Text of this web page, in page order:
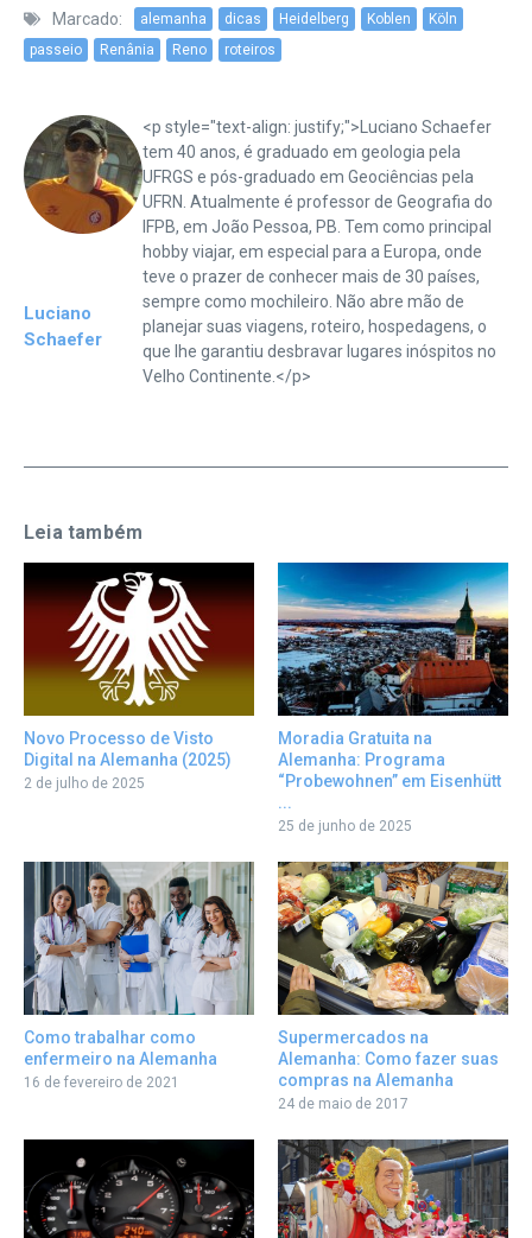
Marcado: alemanha dicas Heidelberg Koblen
Köln
passeio
Renânia Reno roteiros
Luciano
Schaefer
<p style="text-align: justify;">Luciano Schaefer
tem 40 anos, é graduado em geologia pela
UFRGS e pós-graduado em Geociências pela
UFRN. Atualmente é professor de Geografia do
IFPB, em João Pessoa, PB. Tem como principal
hobby viajar, em especial para a Europa, onde
teve o prazer de conhecer mais de 30 países,
sempre como mochileiro. Não abre mão de
planejar suas viagens, roteiro, hospedagens, o
que lhe garantiu desbravar lugares inóspitos no
Velho Continente.</p>
Leia também
Novo Processo de Visto
Digital na Alemanha (2025)
2 de julho de 2025
Moradia Gratuita na
Alemanha: Programa
“Probewohnen” em Eisenhütt
...
25 de junho de 2025
Como trabalhar como
enfermeiro na Alemanha
16 de fevereiro de 2021
Supermercados na
Alemanha: Como fazer suas
compras na Alemanha
24 de maio de 2017